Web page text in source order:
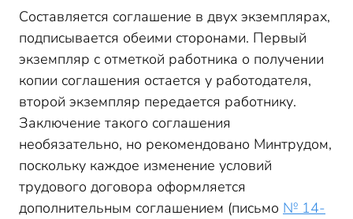
Составляется соглашение в двух экземплярах,
подписывается обеими сторонами. Первый
экземпляр с отметкой работника о получении
копии соглашения остается у работодателя,
второй экземпляр передается работнику.
Заключение такого соглашения
необязательно, но рекомендовано Минтрудом,
поскольку каждое изменение условий
трудового договора оформляется
дополнительным соглашением (письмо № 14-